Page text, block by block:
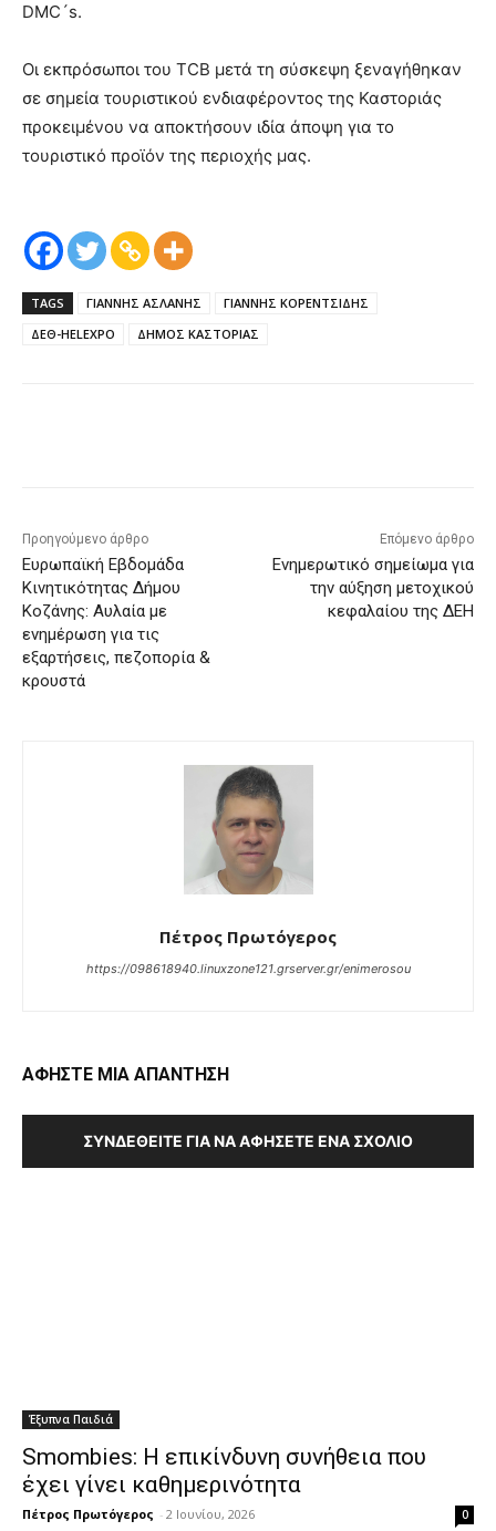
DMC´s.
Οι εκπρόσωποι του TCB μετά τη σύσκεψη ξεναγήθηκαν
σε σημεία τουριστικού ενδιαφέροντος της Καστοριάς
προκειμένου να αποκτήσουν ιδία άποψη για το
τουριστικό προϊόν της περιοχής μας.
TAGS ΓΙΑΝΝΗΣ ΑΣΛΑΝΗΣ
ΓΙΑΝΝΗΣ ΚΟΡΕΝΤΣΙΔΗΣ
ΔΕΘ-HELEXPO
ΔΗΜΟΣ ΚΑΣΤΟΡΙΑΣ
Προηγούμενο άρθρο
Ευρωπαϊκή Εβδομάδα
Κινητικότητας Δήμου
Κοζάνης: Αυλαία με
ενημέρωση για τις
εξαρτήσεις, πεζοπορία &
κρουστά
Επόμενο άρθρο
Ενημερωτικό σημείωμα για
την αύξηση μετοχικού
κεφαλαίου της ΔΕΗ
Πέτρος Πρωτόγερος
https://098618940.linuxzone121.grserver.gr/enimerosou
ΑΦΗΣΤΕ ΜΙΑ ΑΠΑΝΤΗΣΗ
ΣΥΝΔΕΘΕΊΤΕ ΓΙΑ ΝΑ ΑΦΉΣΕΤΕ ΈΝΑ ΣΧΌΛΙΟ
Έξυπνα Παιδιά
Smombies: Η επικίνδυνη συνήθεια που
έχει γίνει καθημερινότητα
Πέτρος Πρωτόγερος - 2 Ιουνίου, 2026 0